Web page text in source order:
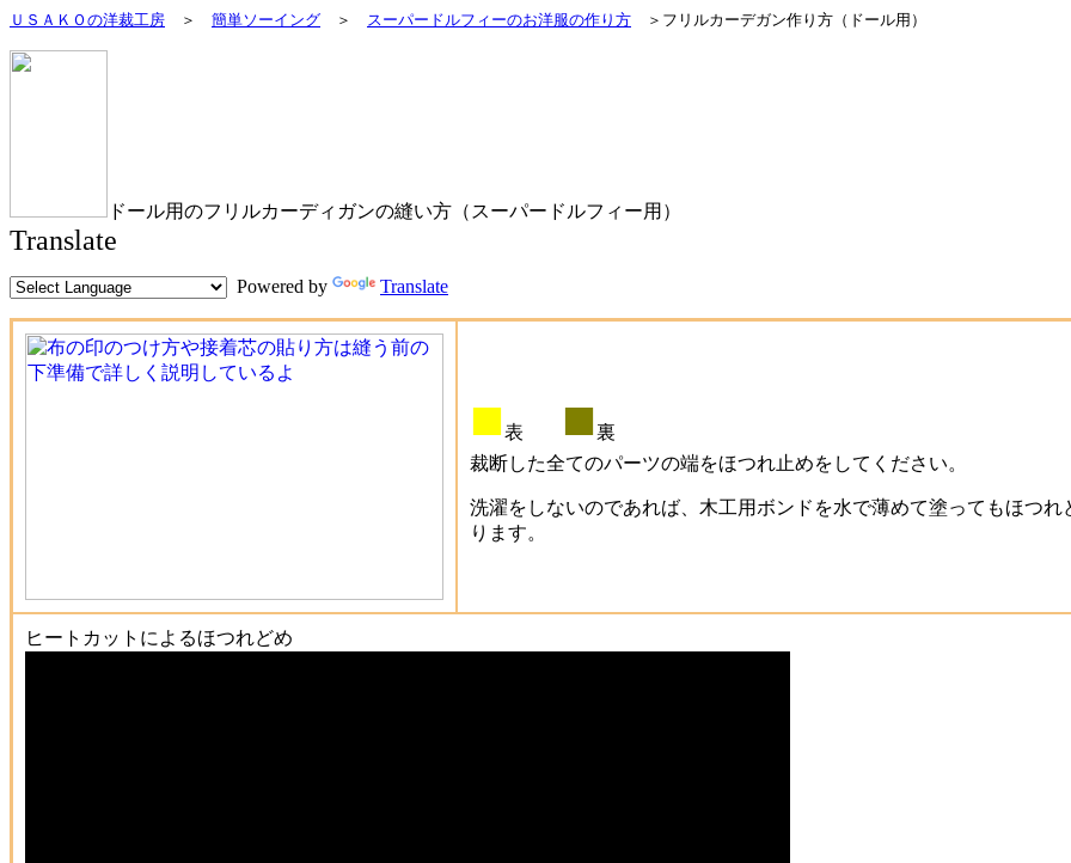
ＵＳＡＫＯの洋裁工房 ＞ 簡単ソーイング ＞ スーパードルフィーのお洋服の作り方 ＞フリルカーデガン作り方（ドール用）
ドール用のフリルカーディガンの縫い方（スーパードルフィー用）
Translate
Powered by Translate
■表 ■裏
裁断した全てのパーツの端をほつれ止めをしてください。
洗濯をしないのであれば、木工用ボンドを水で薄めて塗ってもほつれ
ります。
ヒートカットによるほつれどめ